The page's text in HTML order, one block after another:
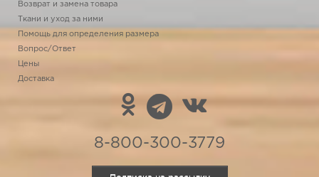
Возврат и замена товара
Ткани и уход за ними
Помощь для определения размера
Вопрос/Ответ
Цены
Доставка
8-800-300-3779